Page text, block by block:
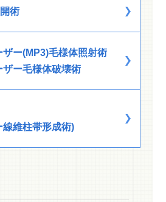
術
ー(MP3)毛様体照射術
ザー毛様体破壊術
維柱帯形成術)